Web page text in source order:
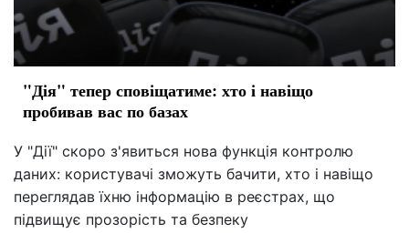
"Дія" тепер сповіщатиме: хто і навіщо
пробивав вас по базах
У "Дії" скоро з'явиться нова функція контролю
даних: користувачі зможуть бачити, хто і навіщо
переглядав їхню інформацію в реєстрах, що
підвищує прозорість та безпеку